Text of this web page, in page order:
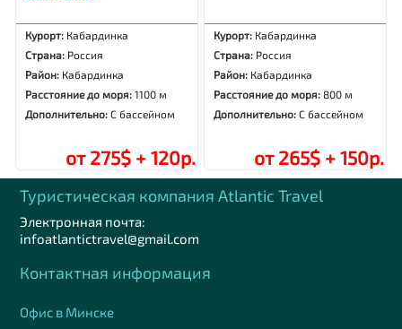
Курорт: Кабардинка
Страна: Россия
Район: Кабардинка
Расстояние до моря:1100 м
Дополнительно:С бассейном
от 275$ + 120р.
Курорт: Кабардинка
Страна: Россия
Район: Кабардинка
Расстояние до моря:800 м
Дополнительно:С бассейном
от 265$ + 150р.
Туристическая компания Аtlantic Travel
Электронная почта:
infoatlantictravel@gmail.com
Контактная информация
Офис в Минске